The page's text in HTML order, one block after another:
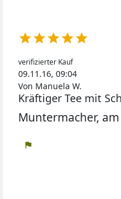

verifizierter Kauf
09.11.16, 09:04
Von Manuela W.
Kräftiger Tee mit
Muntermacher,
flag